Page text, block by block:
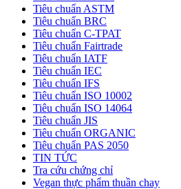
Tiêu chuẩn ASTM
Tiêu chuẩn BRC
Tiêu chuẩn C-TPAT
Tiêu chuẩn Fairtrade
Tiêu chuẩn IATF
Tiêu chuẩn IEC
Tiêu chuẩn IFS
Tiêu chuẩn ISO 10002
Tiêu chuẩn ISO 14064
Tiêu chuẩn JIS
Tiêu chuẩn ORGANIC
Tiêu chuẩn PAS 2050
TIN TỨC
Tra cứu chứng chỉ
Vegan thực phẩm thuần chay